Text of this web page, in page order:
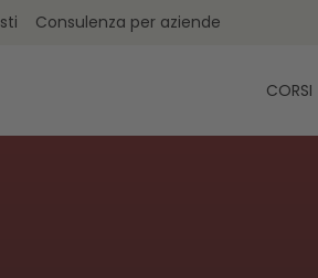
Consulenza per aziende
CORSI